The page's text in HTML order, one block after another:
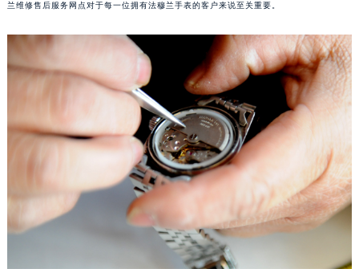
兰维修售后服务网点对于每一位拥有法穆兰手表的客户来说至关重要。